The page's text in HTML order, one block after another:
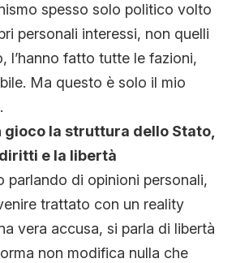
spesso solo politico volto
personali interessi, non quelli
l’hanno fatto tutte le fazioni,
Ma questo è solo il mio
gioco la struttura dello Stato,
e la libertà
parlando di opinioni personali,
trattato con un reality
vera accusa, si parla di libertà
non modifica nulla che